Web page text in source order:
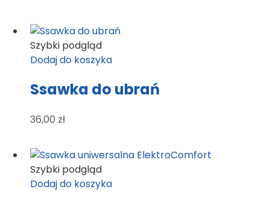
Szybki podgląd
Dodaj do koszyka
Ssawka do ubrań
36,00 zł
Szybki podgląd
Dodaj do koszyka